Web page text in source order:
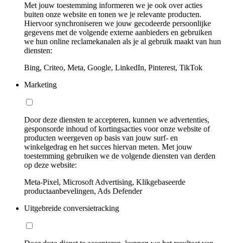
Met jouw toestemming informeren we je ook over acties
buiten onze website en tonen we je relevante producten.
Hiervoor synchroniseren we jouw gecodeerde persoonlijke
gegevens met de volgende externe aanbieders en gebruiken
we hun online reclamekanalen als je al gebruik maakt van hun
diensten:
Bing, Criteo, Meta, Google, LinkedIn, Pinterest, TikTok
Marketing
Door deze diensten te accepteren, kunnen we advertenties,
gesponsorde inhoud of kortingsacties voor onze website of
producten weergeven op basis van jouw surf- en
winkelgedrag en het succes hiervan meten. Met jouw
toestemming gebruiken we de volgende diensten van derden
op deze website:
Meta-Pixel, Microsoft Advertising, Klikgebaseerde
productaanbevelingen, Ads Defender
Uitgebreide conversietracking